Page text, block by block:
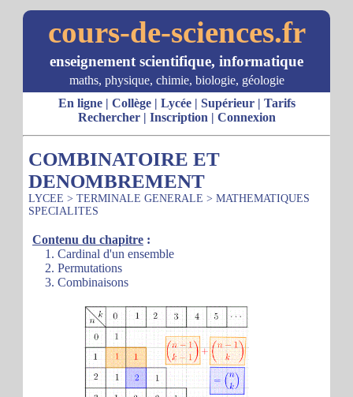
cours-de-sciences.fr
enseignement scientifique, informatique
maths, physique, chimie, biologie, géologie
En ligne| Collège| Lycée| Supérieur| Tarifs
Rechercher| Inscription | Connexion
COMBINATOIRE ET
DENOMBREMENT
LYCEE > TERMINALE GENERALE > MATHEMATIQUES
SPECIALITES
Contenu du chapitre :
1. Cardinal d'un ensemble
2. Permutations
3. Combinaisons